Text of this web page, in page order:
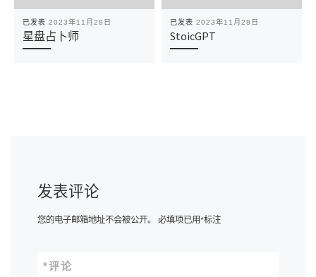
已发表 2023年11月28日
星盘占卜师
已发表 2023年11月28日
StoicGPT
发表评论
您的电子邮箱地址不会被公开。 必填项已用*标注
评论
*